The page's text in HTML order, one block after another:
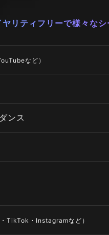
リティフリーで様々なシ
など）
ンス
・TikTok・Instagramなど）